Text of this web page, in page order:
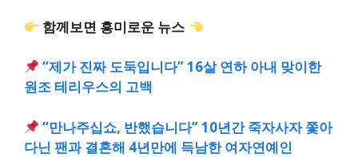
함께보면 흥미로운 뉴스
“제가 진짜 도둑입니다” 16살 연하 아내 맞이한
원조 테리우스의 고백
“만나주십쇼, 반했습니다” 10년간 죽자사자 쫓아
다닌 팬과 결혼해 4년만에 득남한 여자연예인